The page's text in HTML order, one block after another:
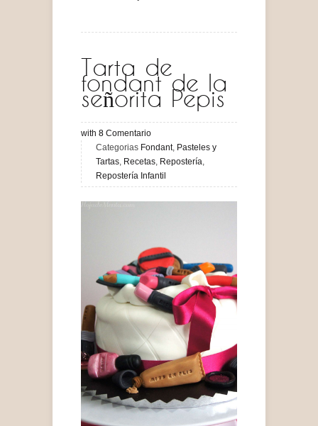
Tarta de
fondant de la
señorita Pepis
with 8 Comentario
Categorias Fondant, Pasteles y
Tartas Recetas Repostería
Repostería Infantil